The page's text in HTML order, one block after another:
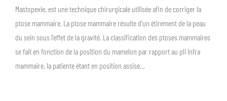
Mastopexie, est une technique chirurgicale utilisée afin de corriger la
ptose mammaire. La ptose mammaire résulte d’un étirement de la peau
du sein sous l’effet de la gravité. La classification des ptoses mammaires
se fait en fonction de la position du mamelon par rapport au pli infra
mammaire, la patiente étant en position assise…